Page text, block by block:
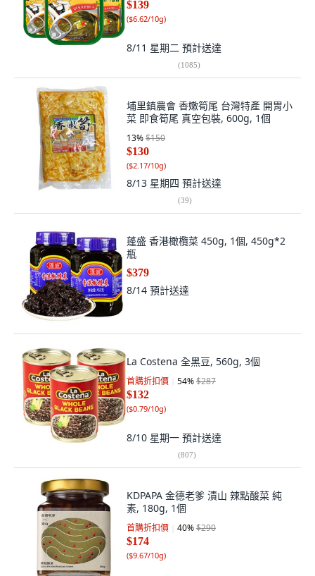
$139
($6.62/10g)
8/11 星期二 預計送達
(1085)
埔里鎮農會 香嫩筍尾 台灣特產 開胃小
菜 即食筍尾 真空包裝, 600g, 1個
13%$150
$130
($2.17/10g)
8/13 星期四 預計送達
(39)
蓬盛 香港橄欖菜 450g, 1個, 450g*2
瓶
$379
8/14 預計送達
La Costena 全黑豆, 560g, 3個
首購折扣價 54%$287
$132
($0.79/10g)
8/10 星期一 預計送達
(807)
KDPAPA 金德老爹 漬山 辣點酸菜 純
素, 180g, 1個
首購折扣價 40%$290
$174
($9.67/10g)